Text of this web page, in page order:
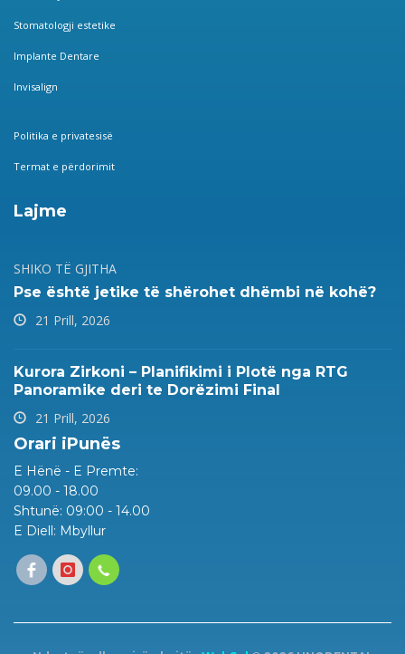
Stomatologji estetike
Implante Dentare
Invisalign
Politika e privatesisë
Termat e përdorimit
Lajme
SHIKO TË GJITHA
Pse është jetike të shërohet dhëmbi në kohë?
21 Prill, 2026
Kurora Zirkoni – Planifikimi i Plotë nga RTG
Panoramike deri te Dorëzimi Final
21 Prill, 2026
Orari iPunës
E Hënë - E Premte:
09.00 - 18.00
Shtunë: 09:00 - 14.00
E Diell: Mbyllur